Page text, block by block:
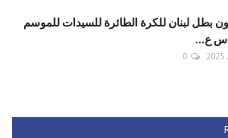
بطل لبنان للكرة الطائرة للسيدات للموسم
ع...
0